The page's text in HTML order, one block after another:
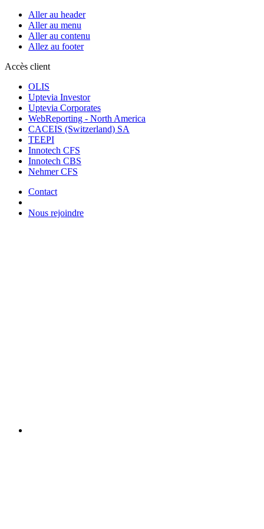
Aller au header
Aller au menu
Aller au contenu
Allez au footer
Accès client
OLIS
Uptevia Investor
Uptevia Corporates
WebReporting - North America
CACEIS (Switzerland) SA
TEEPI
Innotech CFS
Innotech CBS
Nehmer CFS
Contact
Nous rejoindre